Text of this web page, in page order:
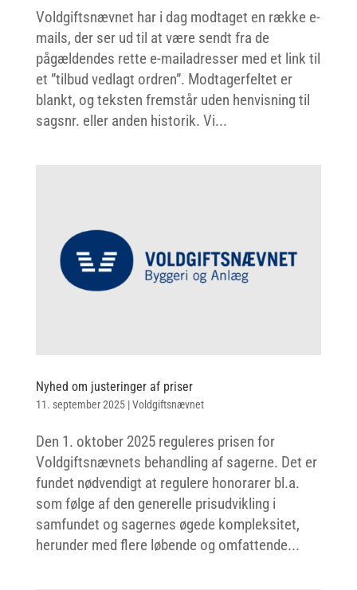
Voldgiftsnævnet har i dag modtaget en række e-
mails, der ser ud til at være sendt fra de
pågældendes rette e-mailadresser med et link til
et ”tilbud vedlagt ordren”. Modtagerfeltet er
blankt, og teksten fremstår uden henvisning til
sagsnr. eller anden historik. Vi...
Nyhed om justeringer af priser
11. september 2025|Voldgiftsnævnet
Den 1. oktober 2025 reguleres prisen for
Voldgiftsnævnets behandling af sagerne. Det er
fundet nødvendigt at regulere honorarer bl.a.
som følge af den generelle prisudvikling i
samfundet og sagernes øgede kompleksitet,
herunder med flere løbende og omfattende...